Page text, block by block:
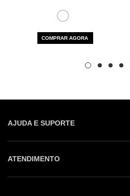
COMPRAR AGORA
AJUDA E SUPORTE
ATENDIMENTO